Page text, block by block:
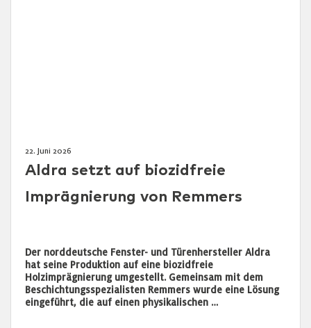
22. Juni 2026
Aldra setzt auf biozidfreie
Imprägnierung von Remmers
Der norddeutsche Fenster- und Türenhersteller Aldra
hat seine Produktion auf eine biozidfreie
Holzimprägnierung umgestellt. Gemeinsam mit dem
Beschichtungsspezialisten Remmers wurde eine Lösung
eingeführt, die auf einen physikalischen …